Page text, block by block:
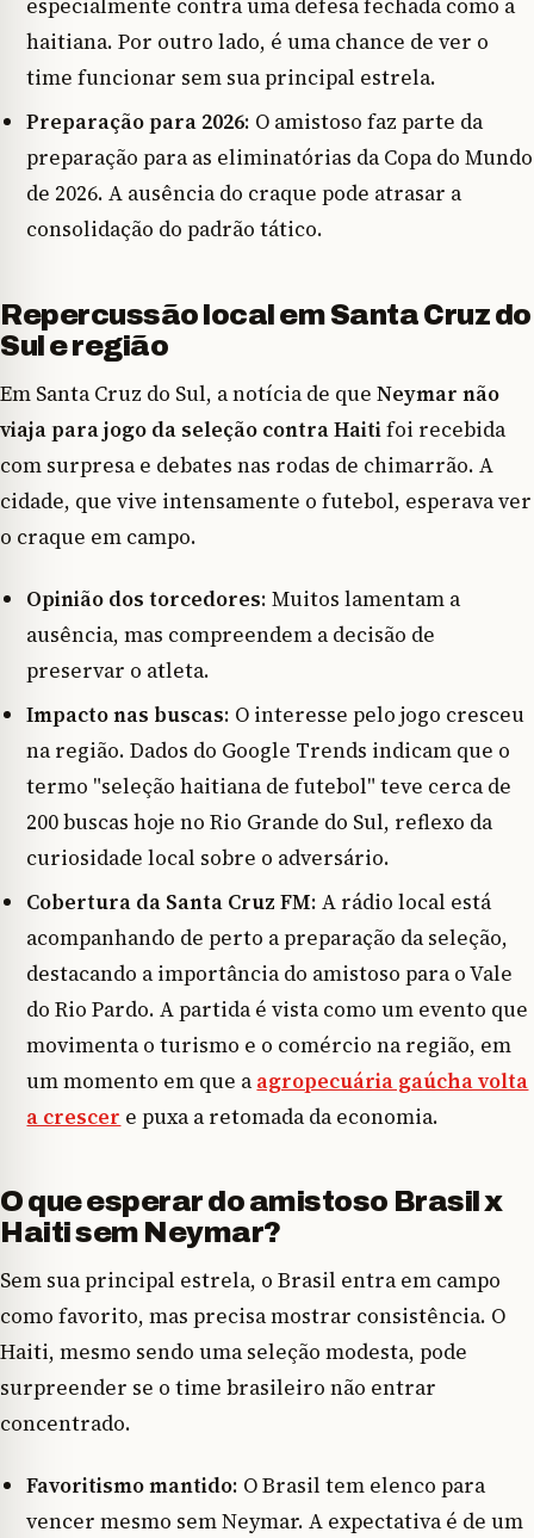
especialmente contra uma defesa fechada como a
haitiana. Por outro lado, é uma chance de ver o
time funcionar sem sua principal estrela.
Preparação para 2026: O amistoso faz parte da
preparação para as eliminatórias da Copa do Mundo
de 2026. A ausência do craque pode atrasar a
consolidação do padrão tático.
Repercussão local em Santa Cruz do
Sul e região
Em Santa Cruz do Sul, a notícia de que Neymar não
viaja para jogo da seleção contra Haitifoi recebida
com surpresa e debates nas rodas de chimarrão. A
cidade, que vive intensamente o futebol, esperava ver
o craque em campo.
Opinião dos torcedores: Muitos lamentam a
ausência, mas compreendem a decisão de
preservar o atleta.
Impacto nas buscas: O interesse pelo jogo cresceu
na região. Dados do Google Trends indicam que o
termo "seleção haitiana de futebol" teve cerca de
200 buscas hoje no Rio Grande do Sul, reflexo da
curiosidade local sobre o adversário.
Cobertura da Santa Cruz FM: A rádio local está
acompanhando de perto a preparação da seleção,
destacando a importância do amistoso para o Vale
do Rio Pardo. A partida é vista como um evento que
movimenta o turismo e o comércio na região, em
um momento em que aagropecuária gaúcha volta
a crescer e puxa a retomada da economia.
O que esperar do amistoso Brasil x
Haiti sem Neymar?
Sem sua principal estrela, o Brasil entra em campo
como favorito, mas precisa mostrar consistência. O
Haiti, mesmo sendo uma seleção modesta, pode
surpreender se o time brasileiro não entrar
concentrado.
Favoritismo mantido: O Brasil tem elenco para
vencer mesmo sem Neymar. A expectativa é de um